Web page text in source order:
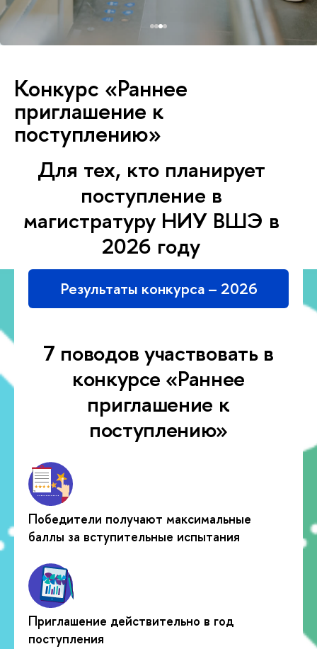
Конкурс «Раннее
приглашение к
поступлению»
Для тех, кто планирует
поступление в
магистратуру НИУ ВШЭ в
2026 году
Результаты конкурса – 2026
7 поводов участвовать в
конкурсе «Раннее
приглашение к
поступлению»
Победители получают максимальные
баллы за вступительные испытания
Приглашение действительно в год
поступления